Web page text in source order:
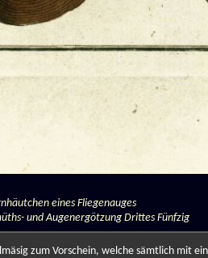
eines Fliegenauges
und Augenergötzung Drittes Fünfzig
zum Vorschein, welche sämtlich mit